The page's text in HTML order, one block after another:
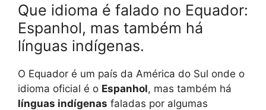
Que idioma é falado no Equador:
Espanhol, mas também há
línguas indígenas.
O Equador é um país da América do Sul onde o
idioma oficial é o Espanhol, mas também há
línguas indígenas faladas por algumas